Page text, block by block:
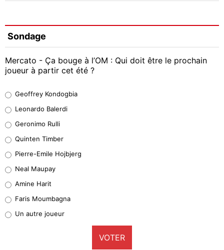
Sondage
Mercato - Ça bouge à l’OM : Qui doit être le prochain
joueur à partir cet été ?
38%
32%
5%
1%
9%
Geoffrey Kondogbia
Leonardo Balerdi
Geronimo Rulli
Quinten Timber
Pierre-Emile Hojbjerg
Neal Maupay
Amine Harit
Faris Moumbagna
Un autre joueur
VOTER